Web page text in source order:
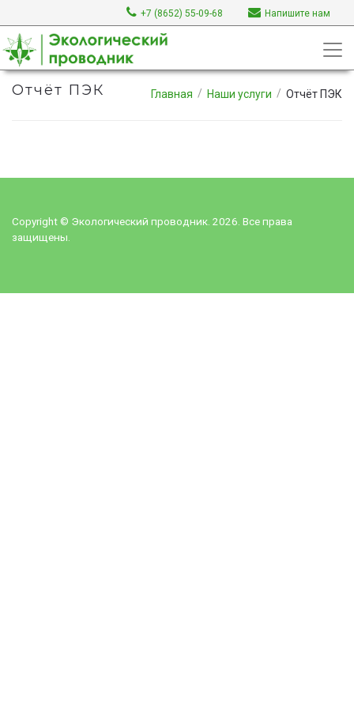
+7 (8652) 55-09-68 Напишите нам
Отчёт ПЭК Главная Наши услуги Отчёт ПЭК
Copyright © Экологический проводник. 2026. Все права
защищены.